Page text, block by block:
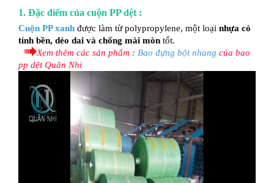
1. Đặc điểm của cuộn PP dệt :
Cuộn PP xanh được làm từ polypropylene, một loại nhựa có
tính bền, dẻo dai và chống mài mòn tốt.
Xem thêm các sản phẩm : Bao đựng bột nhang của bao
pp dệt Quân Nhi